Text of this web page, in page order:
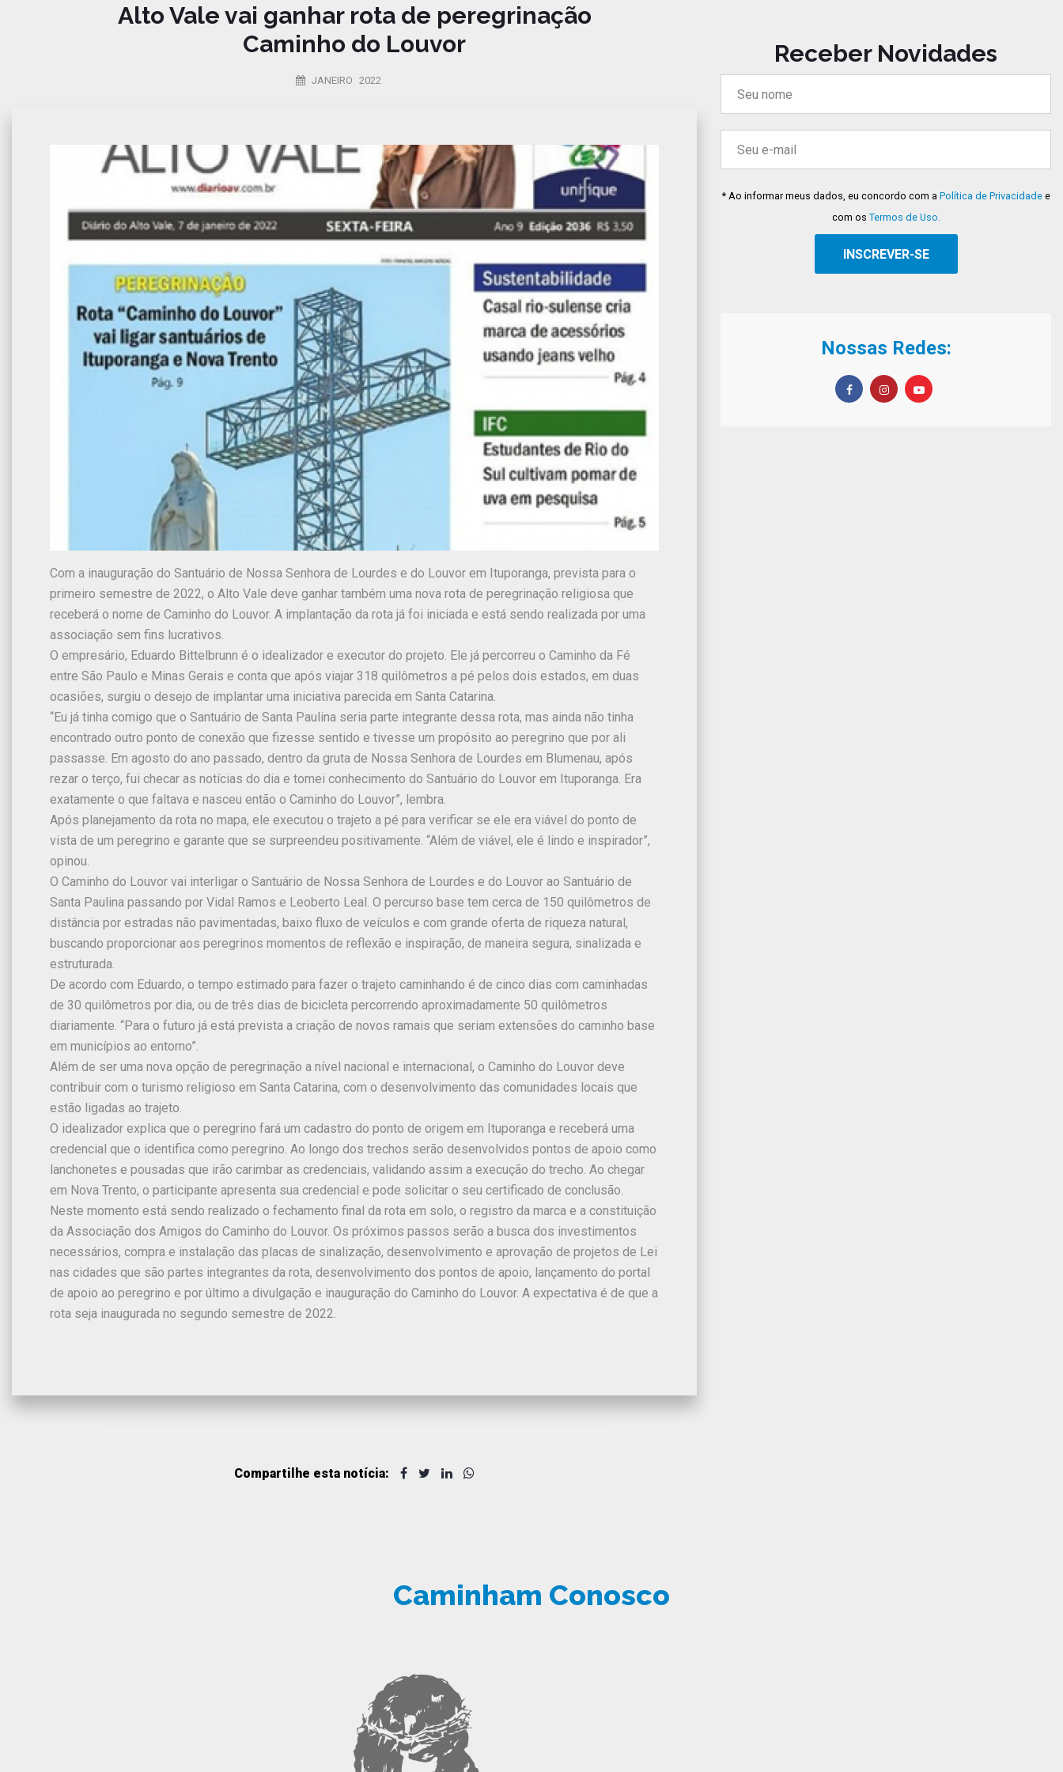
Alto Vale vai ganhar rota de peregrinação
Caminho do Louvor
JANEIRO 2022
Com a inauguração do Santuário de Nossa Senhora de Lourdes e do Louvor em Ituporanga, prevista para o
primeiro semestre de 2022, o Alto Vale deve ganhar também uma nova rota de peregrinação religiosa que
receberá o nome de Caminho do Louvor. A implantação da rota já foi iniciada e está sendo realizada por uma
associação sem fins lucrativos.
O empresário, Eduardo Bittelbrunn é o idealizador e executor do projeto. Ele já percorreu o Caminho da Fé
entre São Paulo e Minas Gerais e conta que após viajar 318 quilômetros a pé pelos dois estados, em duas
ocasiões, surgiu o desejo de implantar uma iniciativa parecida em Santa Catarina.
“Eu já tinha comigo que o Santuário de Santa Paulina seria parte integrante dessa rota, mas ainda não tinha
encontrado outro ponto de conexão que fizesse sentido e tivesse um propósito ao peregrino que por ali
passasse. Em agosto do ano passado, dentro da gruta de Nossa Senhora de Lourdes em Blumenau, após
rezar o terço, fui checar as notícias do dia e tomei conhecimento do Santuário do Louvor em Ituporanga. Era
exatamente o que faltava e nasceu então o Caminho do Louvor”, lembra.
Após planejamento da rota no mapa, ele executou o trajeto a pé para verificar se ele era viável do ponto de
vista de um peregrino e garante que se surpreendeu positivamente. “Além de viável, ele é lindo e inspirador”,
opinou.
O Caminho do Louvor vai interligar o Santuário de Nossa Senhora de Lourdes e do Louvor ao Santuário de
Santa Paulina passando por Vidal Ramos e Leoberto Leal. O percurso base tem cerca de 150 quilômetros de
distância por estradas não pavimentadas, baixo fluxo de veículos e com grande oferta de riqueza natural,
buscando proporcionar aos peregrinos momentos de reflexão e inspiração, de maneira segura, sinalizada e
estruturada.
De acordo com Eduardo, o tempo estimado para fazer o trajeto caminhando é de cinco dias com caminhadas
de 30 quilômetros por dia, ou de três dias de bicicleta percorrendo aproximadamente 50 quilômetros
diariamente. “Para o futuro já está prevista a criação de novos ramais que seriam extensões do caminho base
em municípios ao entorno”.
Além de ser uma nova opção de peregrinação a nível nacional e internacional, o Caminho do Louvor deve
contribuir com o turismo religioso em Santa Catarina, com o desenvolvimento das comunidades locais que
estão ligadas ao trajeto.
O idealizador explica que o peregrino fará um cadastro do ponto de origem em Ituporanga e receberá uma
credencial que o identifica como peregrino. Ao longo dos trechos serão desenvolvidos pontos de apoio como
lanchonetes e pousadas que irão carimbar as credenciais, validando assim a execução do trecho. Ao chegar
em Nova Trento, o participante apresenta sua credencial e pode solicitar o seu certificado de conclusão.
Neste momento está sendo realizado o fechamento final da rota em solo, o registro da marca e a constituição
da Associação dos Amigos do Caminho do Louvor. Os próximos passos serão a busca dos investimentos
necessários, compra e instalação das placas de sinalização, desenvolvimento e aprovação de projetos de Lei
nas cidades que são partes integrantes da rota, desenvolvimento dos pontos de apoio, lançamento do portal
de apoio ao peregrino e por último a divulgação e inauguração do Caminho do Louvor. A expectativa é de que a
rota seja inaugurada no segundo semestre de 2022.
Compartilhe esta notícia:
Receber Novidades
* Ao informar meus dados, eu concordo com a Política de Privacidadee
com os Termos de Uso.
Nossas Redes:
Caminham Conosco